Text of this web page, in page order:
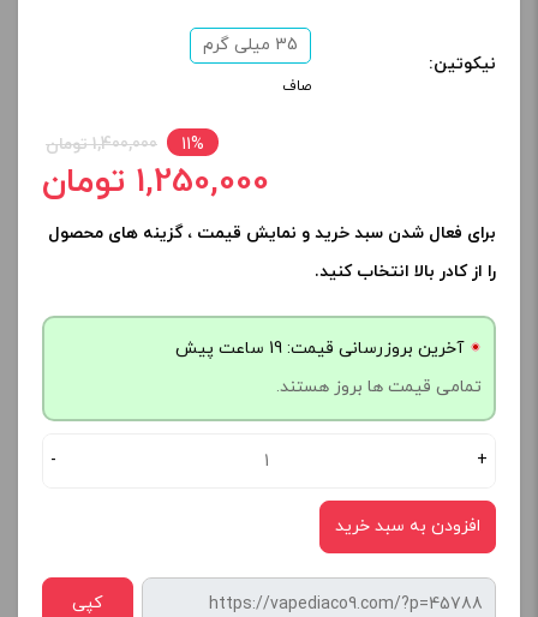
نیکوتین:
35 میلی‌ گرم
صاف
11% 1,400,000 تومان
1,250,000 تومان
برای فعال شدن سبد خرید و نمایش قیمت ، گزینه های محصول
را از کادر بالا انتخاب کنید.
آخرین بروزرسانی قیمت: 19 ساعت پیش
تمامی قیمت ها بروز هستند.
- +
افزودن به سبد خرید
کپی